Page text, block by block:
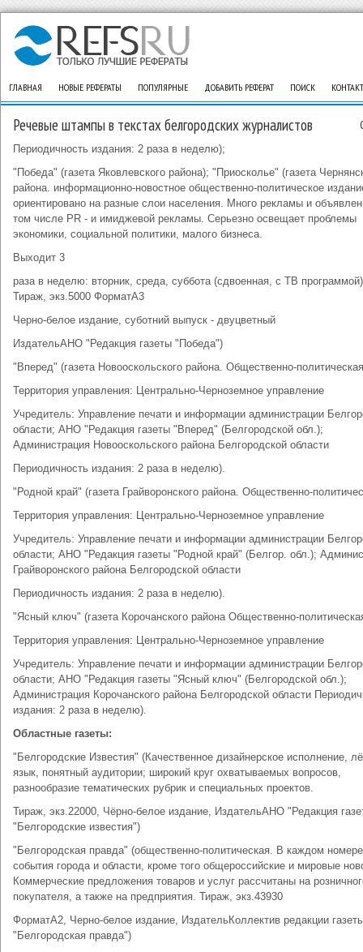
ГЛАВНАЯ НОВЫЕ РЕФЕРАТЫ ПОПУЛЯРНЫЕ ДОБАВИТЬ РЕФЕРАТ ПОИСК
Речевые штампы в текстах белгородских журналистов
Периодичность издания: 2 раза в неделю);
"Победа" (газета Яковлевского района); "Приосколье" (газета
района. информационно-новостное общественно-политическое
ориентировано на разные слои населения. Много рекламы и
том числе PR - и имиджевой рекламы. Серьезно освещает проблемы
экономики, социальной политики, малого бизнеса.
Выходит 3
раза в неделю: вторник, среда, суббота (сдвоенная, с ТВ
Тираж, экз.5000 ФорматА3
Черно-белое издание, суботний выпуск - двуцветный
ИздательАНО "Редакция газеты "Победа")
"Вперед" (газета Новооскольского района. Общественно-
Территория управления: Центрально-Черноземное управление
Учредитель: Управление печати и информации администрации
области; АНО "Редакция газеты "Вперед" (Белгородской обл.);
Администрация Новооскольского района Белгородской области
Периодичность издания: 2 раза в неделю).
"Родной край" (газета Грайворонского района. Общественно-
Территория управления: Центрально-Черноземное управление
Учредитель: Управление печати и информации администрации
области; АНО "Редакция газеты "Родной край" (Белгор. обл.);
Грайворонского района Белгородской области
Периодичность издания: 2 раза в неделю).
"Ясный ключ" (газета Корочанского района Общественно-
Территория управления: Центрально-Черноземное управление
Учредитель: Управление печати и информации администрации
области; АНО "Редакция газеты "Ясный ключ" (Белгородской обл.);
Администрация Корочанского района Белгородской области
издания: 2 раза в неделю).
Областные газеты:
"Белгородские Известия" (Качественное дизайнерское исполнение,
язык, понятный аудитории; широкий круг охватываемых вопросов,
разнообразие тематических рубрик и специальных проектов.
Тираж, экз.22000, Чёрно-белое издание, ИздательАНО "Редакция
"Белгородские известия")
"Белгородская правда" (общественно-политическая. В каждом номере
события города и области, кроме того общероссийские и мировые
Коммерческие предложения товаров и услуг рассчитаны на
покупателя, а также на предприятия. Тираж, экз.43930
ФорматА2, Черно-белое издание, ИздательКоллектив редакции
"Белгородская правда")